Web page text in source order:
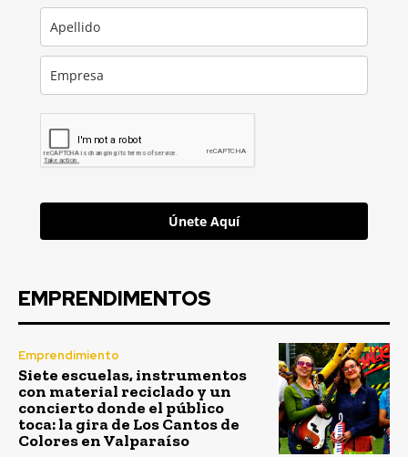
Únete Aquí
EMPRENDIMENTOS
Emprendimiento
Siete escuelas, instrumentos
con material reciclado y un
concierto donde el público
toca: la gira de Los Cantos de
Colores en Valparaíso